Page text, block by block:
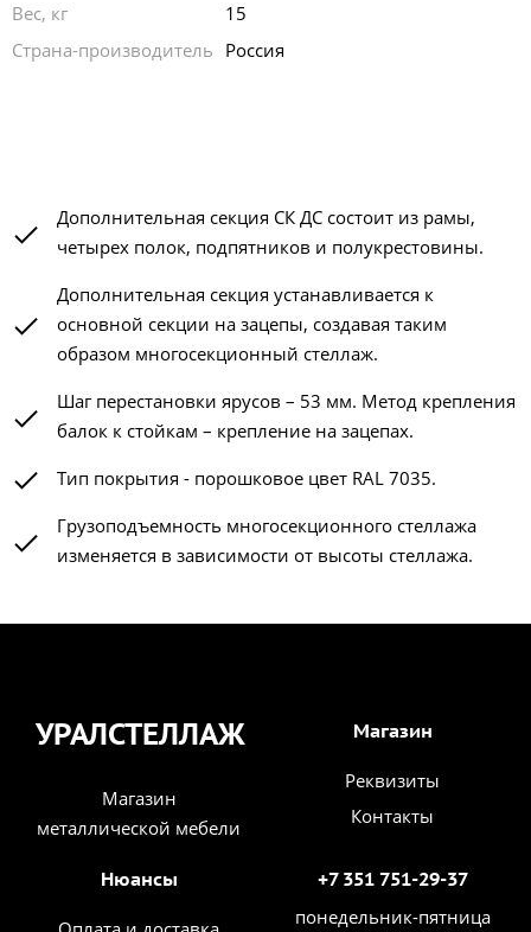
Вес, кг
15
Страна-производитель Россия
Дополнительная секция СК ДС состоит из рамы,
четырех полок, подпятников и полукрестовины.
Дополнительная секция устанавливается к
основной секции на зацепы, создавая таким
образом многосекционный стеллаж.
Шаг перестановки ярусов – 53 мм. Метод крепления
балок к стойкам – крепление на зацепах.
Тип покрытия - порошковое цвет RAL 7035.
Грузоподъемность многосекционного стеллажа
изменяется в зависимости от высоты стеллажа.
УРАЛСТЕЛЛАЖ
Магазин
металлической мебели
Магазин
Реквизиты
Контакты
Нюансы
+7 351 751-29-37
понедельник-пятница